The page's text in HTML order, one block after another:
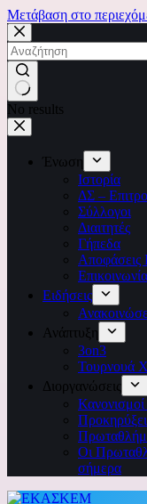
Μετάβαση στο
No results
Ένωση
Ιστορία
ΔΣ –
Σύλλογοι
Διαιτητές
Γήπεδα
Αποφάσεις
Επικοινωνία
Ειδήσεις
Ανάπτυξη
3on3
Τουρνουά
Διοργανώσεις
Οι
σήμερα